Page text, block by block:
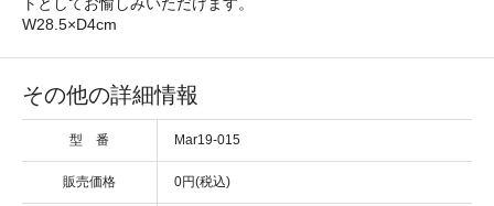
W28.5×D4cm
その他の詳細情報
型 番 Mar19-015
販売価格 0円(税込)